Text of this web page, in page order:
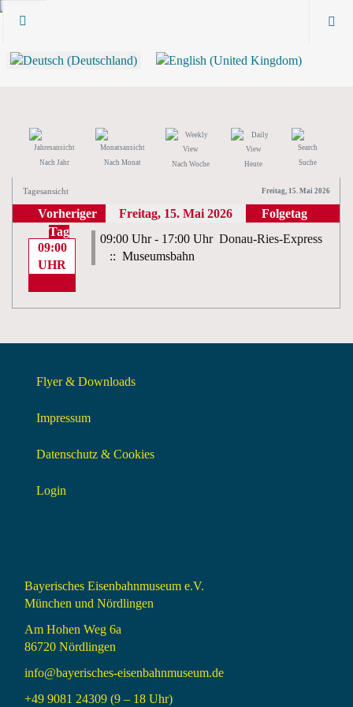
Nach Jahr Nach Monat Nach Woche Heute Suche
Tagesansicht Freitag, 15. Mai 2026
Vorheriger
Tag
Freitag, 15. Mai 2026 Folgetag
09:00
UHR
09:00 Uhr - 17:00 Uhr Donau-Ries-Express
:: Museumsbahn
Flyer & Downloads
Impressum
Datenschutz & Cookies
Login
Bayerisches Eisenbahnmuseum e.V.
München und Nördlingen
Am Hohen Weg 6a
86720 Nördlingen
info@bayerisches-eisenbahnmuseum.de
+49 9081 24309 (9 – 18 Uhr)